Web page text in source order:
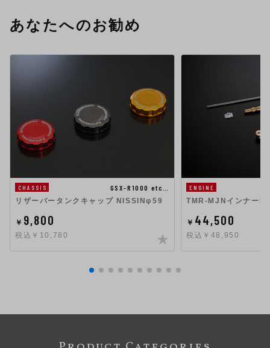
あなたへのお勧め
CHASSIS
GSX-R1000 etc…
リザーバータンクキャップ NISSINφ59
￥ 9,800
税込￥10,780
ENGINE
TMR-MJNインナー
￥ 44,500
税込￥48,950